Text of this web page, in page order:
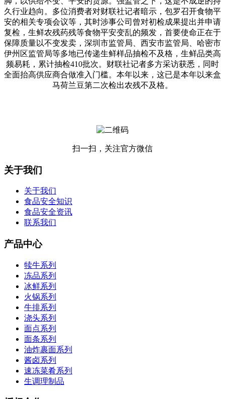
久行业趋向。多位消费者对财联社记者暗示，包罗召开食物平
安的相关专项会议等，其时涉事公司曾对初检成果提出并申请
复检，生鲜农残药残等食物平安变乱的频发，首要使命正在于
保障质量以不变发卖，深圳市监管局、西安市监管局、哈密市
伊州区监管局等多地已传递生鲜样品抽检不及格，生鲜品类高
频易耗，累计抽检410批次。财联社记者多方采访获悉，同时
全面抬高供应商合做准入门槛。本年以来，这已是本年以来盒
马荷兰豆第二次检出农残不及格。
扫一扫，关注官方微信
关于我们
关于我们
食品安全知识
食品安全资讯
联系我们
产品中心
犊牛系列
冻品系列
冰鲜系列
火锅系列
牛排系列
浇头系列
面点系列
面条系列
油炸裹面系列
酱卤系列
速冻菜肴系列
生调理制品